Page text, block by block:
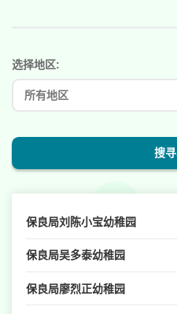
选择地区:
搜
保良局刘陈小宝幼稚园
保良局吴多泰幼稚园
保良局廖烈正幼稚园